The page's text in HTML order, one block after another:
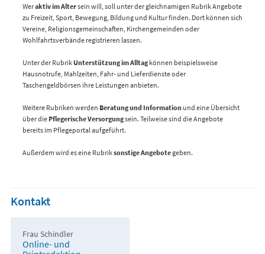
Weraktiv im Altersein will, soll unter der gleichnamigen Rubrik Angebote
zu Freizeit, Sport, Bewegung, Bildung und Kultur finden. Dort können sich
Vereine, Religionsgemeinschaften, Kirchengemeinden oder
Wohlfahrtsverbände registrieren lassen.
Unter der RubrikUnterstützung im Alltagkönnen beispielsweise
Hausnotrufe, Mahlzeiten, Fahr- und Lieferdienste oder
Taschengeldbörsen ihre Leistungen anbieten.
Weitere Rubriken werden Beratung und Informationund eine Übersicht
über diePflegerische Versorgungsein. Teilweise sind die Angebote
bereits im Pflegeportal aufgeführt.
Außerdem wird es eine Rubriksonstige Angebotegeben.
Kontakt
Frau Schindler
Online- und